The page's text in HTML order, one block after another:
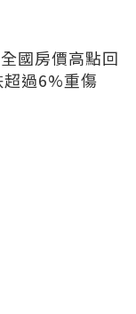
國房價高點回
過6%重傷